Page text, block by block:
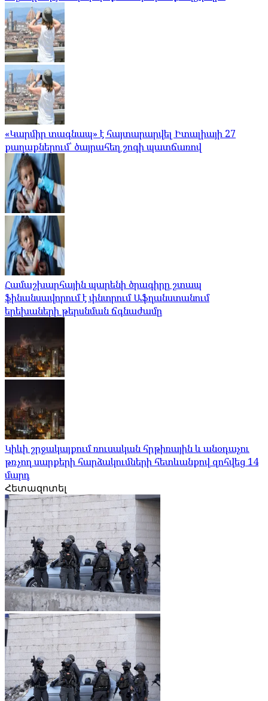
«Կարմիր տագնապ» է հայտարարվել Իտալիայի 27
քաղաքներում՝ ծայրահեղ շոգի պատճառով
Համաշխարհային պարենի ծրագիրը շտապ
ֆինանսավորում է փնտրում Աֆղանստանում
երեխաների թերսնման ճգնաժամը
Կիևի շրջակայքում ռուսական հրթիռային և անօդաչու
թռչող սարքերի հարձակումների հետևանքով զոհվեց 14
մարդ
Հետազոտել